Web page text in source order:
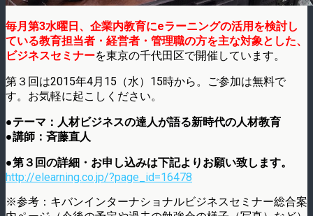
毎月第3水曜日、企業内教育にeラーニングの活用を検討し
ている教育担当者・経営者・管理職の方を主な対象とした、
ビジネスセミナーを東京の千代田区で開催しています。
第３回は2015年4月15（水）15時から。ご参加は無料で
す。お気軽に起こしください。
●テーマ：人材ビジネスの達人が語る新時代の人材教育
●講師：斉藤直人
●第３回の詳細・お申し込みは下記よりお願い致します。
http://elearning.co.jp/?page_id=16478
※参考：キバンインターナショナルビジネスセミナー総合案